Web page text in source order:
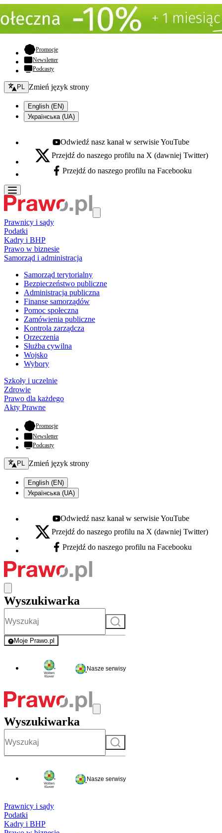
Promocje- otwiera się w nowej karcie
Newsletter
Podcasty
Zmień język - bieżący:
PL Zmień język strony
English (EN)
Українська (UA)
Youtube - otwiera się w nowej karcie
Odwiedź nasz kanał w serwisie YouTube
X - otwiera się w nowej karcie
Przejdź do naszego profilu na X (dawniej Twitter)
Facebook - otwiera się w nowej karcie
Przejdź do naszego profilu na Facebooku
Prawnicy i sądy
Podatki
Kadry i BHP
Prawo w biznesie
Samorząd i administracja
Samorząd terytorialny
Bezpieczeństwo publiczne
Administracja publiczna
Finanse samorządów
Pomoc społeczna
Zamówienia publiczne
Kontrola zarządcza
Orzeczenia
Służba cywilna
Wojsko
Wybory
Szkoły i uczelnie
Zdrowie
Prawo dla każdego
Akty Prawne
Promocje- otwiera się w nowej karcie
Newsletter
Podcasty
Zmień język - bieżący:
PL Zmień język strony
English (EN)
Українська (UA)
Youtube - otwiera się w nowej karcie
Odwiedź nasz kanał w serwisie YouTube
X - otwiera się w nowej karcie
Przejdź do naszego profilu na X (dawniej Twitter)
Facebook - otwiera się w nowej karcie
Przejdź do naszego profilu na Facebooku
Wyszukiwarka
Szukaj
Moje Prawo.pl
- rejestracja i logowanie do serwisu
Nasze serwisy
Wyszukiwarka
Szukaj
Nasze serwisy
Prawnicy i sądy
Podatki
Kadry i BHP